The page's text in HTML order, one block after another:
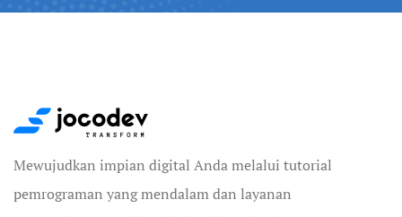
Mewujudkan impian digital Anda melalui tutorial
pemrograman yang mendalam dan layanan